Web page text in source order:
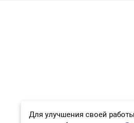
Для улучшения своей